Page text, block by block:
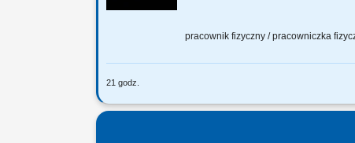
pracownik fizyczny / pracowniczka
21 godz.
Twój zakres obowiązków